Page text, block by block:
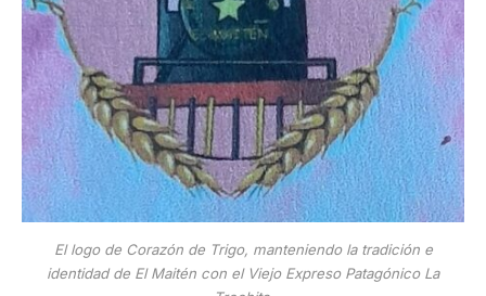
El logo de Corazón de Trigo, manteniendo la tradición e
identidad de El Maitén con el Viejo Expreso Patagónico La